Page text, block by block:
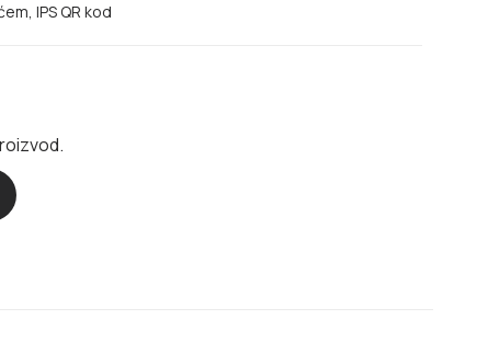
IPS QR kod